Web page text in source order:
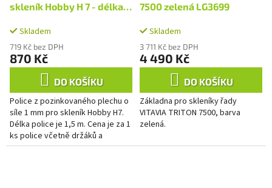
skleník Hobby H 7 - délka
Skladem
719 Kč bez DPH
870 Kč
DO KOŠÍKU
Police z pozinkovaného plechu o
síle 1 mm pro skleník Hobby H7.
Délka police je 1,5 m. Cena je za 1
ks police včetně držáků a
podpěr. Do skleníku o délce 3 m
7500 zelená LG3699
Skladem
3 711 Kč bez DPH
4 490 Kč
DO KOŠÍKU
Základna pro skleníky řady
VITAVIA TRITON 7500, barva
zelená.